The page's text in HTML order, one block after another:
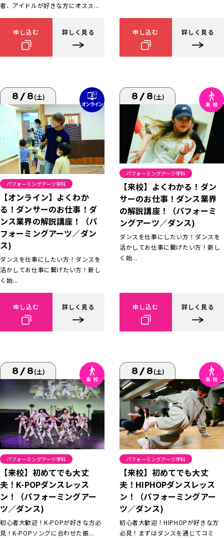
者、アイドルが好きな方にオスス...
申し込む 詳しく見る 申し込む 詳しく見る
8/8(土)
パフォーミングアーツ学科
【オンライン】よくわか
る！ダンサーのお仕事！ダ
ンス業界の解説講座！（パ
フォーミングアーツ／ダン
ス)
ダンスを仕事にしたい方！ダンスを
活かしてお仕事に繋げたい方！新し
く始...
申し込む 詳しく見る
8/8(土)
パフォーミングアーツ学科
【来校】よくわかる！ダン
サーのお仕事！ダンス業界
の解説講座！（パフォーミ
ングアーツ／ダンス)
ダンスを仕事にしたい方！ダンスを
活かしてお仕事に繋げたい方！新し
く始...
申し込む 詳しく見る
8/8(土)
パフォーミングアーツ学科
【来校】初めてでも大丈
夫！K-POPダンスレッス
ン！（パフォーミングアー
ツ／ダンス)
初心者大歓迎！K-POPが好きな方必
見！K-POPソングに合わせた振...
8/8(土)
パフォーミングアーツ学科
【来校】初めてでも大丈
夫！HIPHOPダンスレッス
ン！（パフォーミングアー
ツ／ダンス)
初心者大歓迎！HIPHOPが好きな方
必見！まずはダンスを通じてコミ